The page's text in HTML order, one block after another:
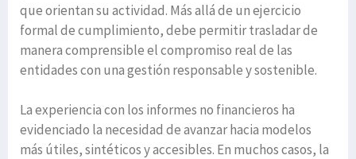
que orientan su actividad. Más allá de un ejercicio
formal de cumplimiento, debe permitir trasladar de
manera comprensible el compromiso real de las
entidades con una gestión responsable y sostenible.
La experiencia con los informes no financieros ha
evidenciado la necesidad de avanzar hacia modelos
más útiles, sintéticos y accesibles. En muchos casos, la